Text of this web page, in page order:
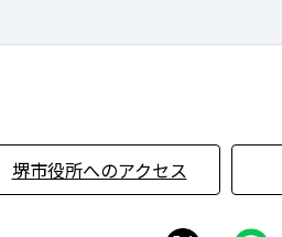
堺市役所へのアクセス